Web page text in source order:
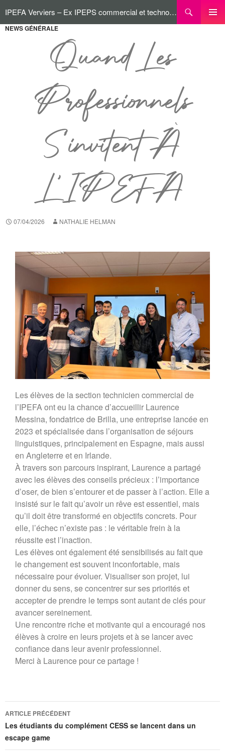
IPEFA Verviers – Ex IPEPS commercial et technologique
NEWS GÉNÉRALE
Quand Les
Professionnels
S’invitent À
L’IPEFA
07/04/2026 NATHALIE HELMAN
Les élèves de la section technicien commercial de
l’IPEFA ont eu la chance d’accueillir Laurence
Messina, fondatrice de Brilla, une entreprise lancée en
2023 et spécialisée dans l’organisation de séjours
linguistiques, principalement en Espagne, mais aussi
en Angleterre et en Irlande.
À travers son parcours inspirant, Laurence a partagé
avec les élèves des conseils précieux : l’importance
d’oser, de bien s’entourer et de passer à l’action. Elle a
insisté sur le fait qu’avoir un rêve est essentiel, mais
qu’il doit être transformé en objectifs concrets. Pour
elle, l’échec n’existe pas : le véritable frein à la
réussite est l’inaction.
Les élèves ont également été sensibilisés au fait que
le changement est souvent inconfortable, mais
nécessaire pour évoluer. Visualiser son projet, lui
donner du sens, se concentrer sur ses priorités et
accepter de prendre le temps sont autant de clés pour
avancer sereinement.
Une rencontre riche et motivante qui a encouragé nos
élèves à croire en leurs projets et à se lancer avec
confiance dans leur avenir professionnel.
Merci à Laurence pour ce partage !
ARTICLE PRÉCÉDENT
Les étudiants du complément CESS se lancent dans un
escape game